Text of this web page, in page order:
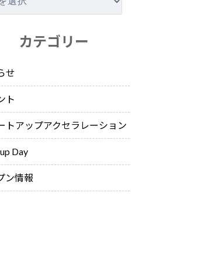
カテゴリー
せ
ト
トアップアクセラレーション
Day
ン情報